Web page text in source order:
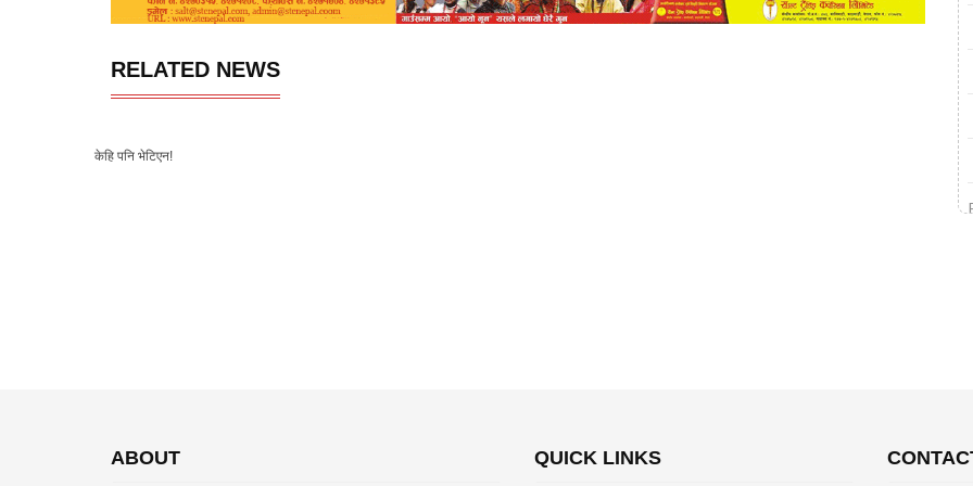
RELATED NEWS
केहि पनि भेटिएन!
ABOUT QUICK LINKS